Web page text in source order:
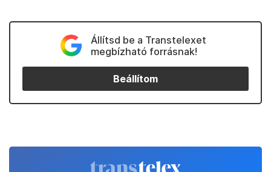
Állítsd be a Transtelexet
megbízható forrásnak!
Beállítom